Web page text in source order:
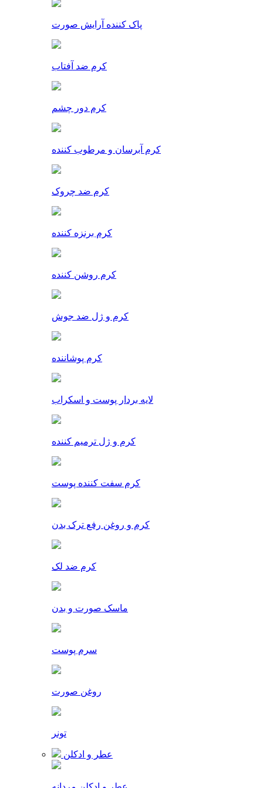
پاک کننده آرایش صورت
کرم ضد آفتاب
کرم دور چشم
کرم آبرسان و مرطوب کننده
کرم ضد چروک
کرم برنزه کننده
کرم روشن کننده
کرم و ژل ضد جوش
کرم پوشاننده
لایه بردار پوست و اسکراب
کرم و ژل ترمیم کننده
کرم سفت کننده پوست
کرم و روغن رفع ترک بدن
کرم ضد لک
ماسک صورت و بدن
سرم پوست
روغن صورت
تونر
عطر و ادکلن